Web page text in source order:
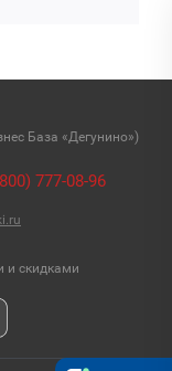
База «Дегунино»)
777-08-96
и скидками